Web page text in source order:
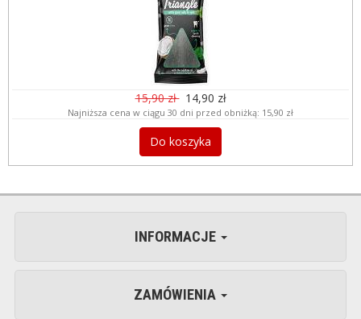
15,90 zł 14,90 zł
Najniższa cena w ciągu 30 dni przed obniżką: 15,90 zł
Do koszyka
INFORMACJE
ZAMÓWIENIA